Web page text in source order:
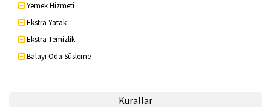
Yemek Hizmeti
Ekstra Yatak
Ekstra Temizlik
Balayı Oda Süsleme
Kurallar